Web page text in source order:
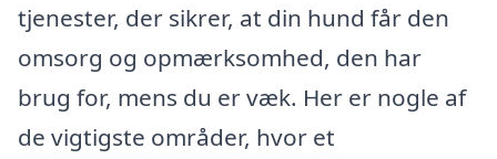
tjenester, der sikrer, at din hund får den
omsorg og opmærksomhed, den har
brug for, mens du er væk. Her er nogle af
de vigtigste områder, hvor et